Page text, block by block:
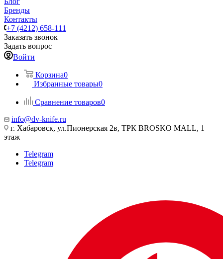
Бренды
Контакты
+7 (4212) 658-111
Заказать звонок
Задать вопрос
Войти
Корзина0
Избранные товары0
Сравнение товаров0
info@dv-knife.ru
г. Хабаровск, ул.Пионерская 2в, ТРК BROSKO MALL, 1
этаж
Telegram
Telegram